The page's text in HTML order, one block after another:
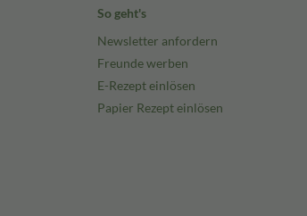
So geht's
Newsletter anfordern
Freunde werben
E-Rezept einlösen
Papier Rezept einlösen